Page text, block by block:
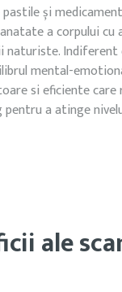
pastile și
a corpului cu
Indiferent
mental-
si eficiente
a atinge
ale